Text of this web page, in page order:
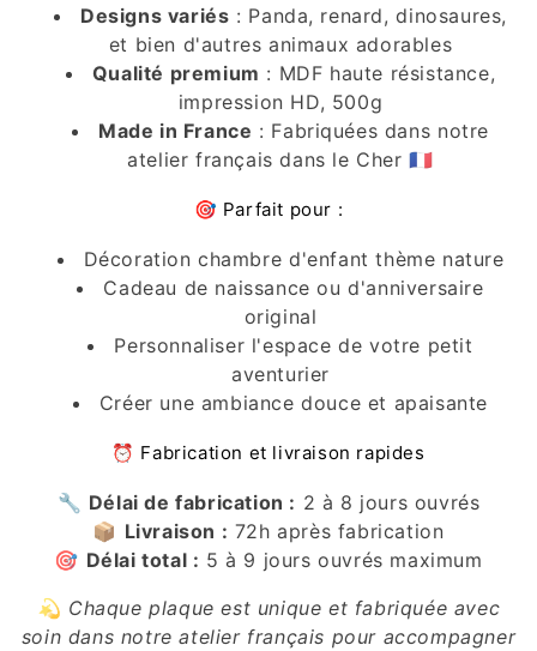
Designs variés : Panda, renard, dinosaures,
et bien d'autres animaux adorables
Qualité premium : MDF haute résistance,
impression HD, 500g
Made in France : Fabriquées dans notre
atelier français dans le Cher 🇫🇷
🎯 Parfait pour :
Décoration chambre d'enfant thème nature
Cadeau de naissance ou d'anniversaire
original
Personnaliser l'espace de votre petit
aventurier
Créer une ambiance douce et apaisante
⏰ Fabrication et livraison rapides
🔧 Délai de fabrication : 2 à 8 jours ouvrés
📦 Livraison : 72h après fabrication
🎯 Délai total : 5 à 9 jours ouvrés maximum
💫 Chaque plaque est unique et fabriquée avec
soin dans notre atelier français pour accompagner